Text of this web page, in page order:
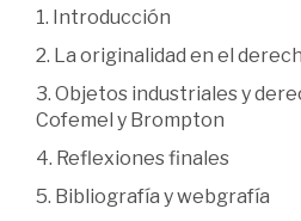
1. Introducción
2. La originalidad en el
3. Objetos industriales y
Cofemel y Brompton
4. Reflexiones finales
5. Bibliografía y webgrafía